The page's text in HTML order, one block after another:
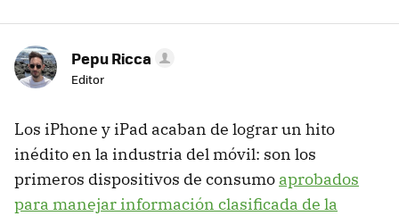
Pepu Ricca
Editor
Los iPhone y iPad acaban de lograr un hito
inédito en la industria del móvil: son los
primeros dispositivos de consumo aprobados
para manejar información clasificada de la